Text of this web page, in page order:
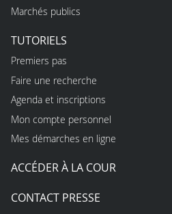
Marchés publics
TUTORIELS
Premiers pas
Faire une recherche
Agenda et inscriptions
Mon compte personnel
Mes démarches en ligne
ACCÉDER À LA COUR
CONTACT PRESSE